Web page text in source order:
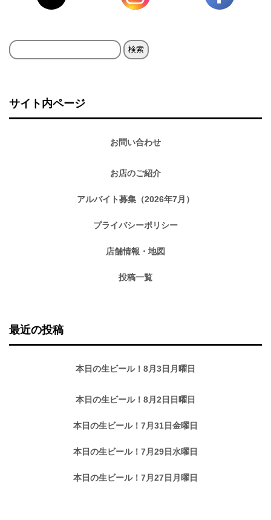
検
サイト内ページ
お問い合わせ
お店のご紹介
アルバイト募集（2026年7月）
プライバシーポリシー
店舗情報・地図
投稿一覧
最近の投稿
本日の生ビール！8月3日月曜日
本日の生ビール！8月2日日曜日
本日の生ビール！7月31日金曜日
本日の生ビール！7月29日水曜日
本日の生ビール！7月27日月曜日